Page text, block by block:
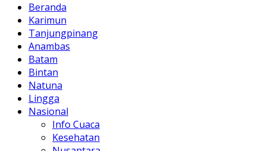
Beranda
Karimun
Tanjungpinang
Anambas
Batam
Bintan
Natuna
Lingga
Nasional
Info Cuaca
Kesehatan